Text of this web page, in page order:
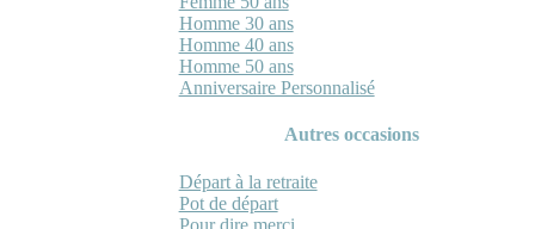
Homme 30 ans
Homme 40 ans
Homme 50 ans
Anniversaire Personnalisé
Autres occasions
Départ à la retraite
Pot de départ
Pour dire merci